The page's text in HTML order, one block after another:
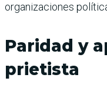
organizaciones
Paridad y
prietista